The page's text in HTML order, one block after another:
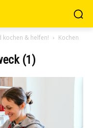
& helfen!
Kochen
(1)